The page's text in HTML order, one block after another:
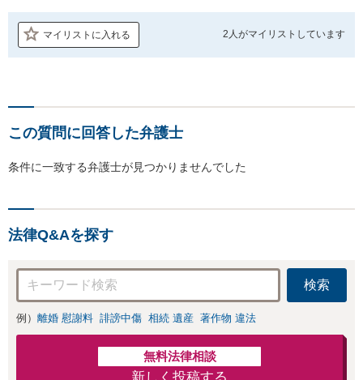
マイリストに入れる 2人がマイリストしています
この質問に回答した弁護士
条件に一致する弁護士が見つかりませんでした
法律Q&Aを探す
検索
例） 離婚 慰謝料 誹謗中傷 相続 遺産 著作物 違法
無料法律相談
新しく投稿する